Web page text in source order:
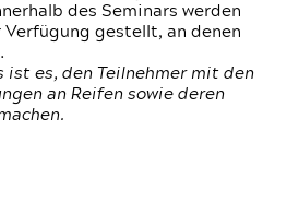
des Seminars werden
Verfügung gestellt, an denen
ist es, den Teilnehmer mit den
an Reifen sowie deren